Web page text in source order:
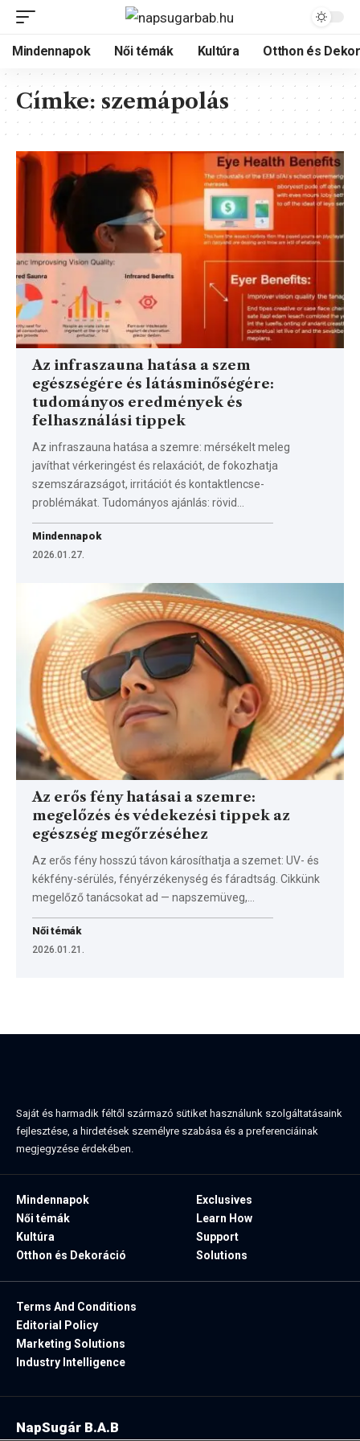
Mindennapok Női témák Kultúra Otthon és
Címke: szemápolás
Az infraszauna hatása a szem
egészségére és látásminőségére:
tudományos eredmények és
felhasználási tippek
Az infraszauna hatása a szemre: mérsékelt meleg
javíthat vérkeringést és relaxációt, de fokozhatja
szemszárazságot, irritációt és kontaktlencse-
problémákat. Tudományos ajánlás: rövid…
Mindennapok
2026.01.27.
Az erős fény hatásai a szemre:
megelőzés és védekezési tippek az
egészség megőrzéséhez
Az erős fény hosszú távon károsíthatja a szemet: UV- és
kékfény-sérülés, fényérzékenység és fáradtság. Cikkünk
megelőző tanácsokat ad — napszemüveg,…
Női témák
2026.01.21.
Saját és harmadik féltől származó sütiket használunk szolgáltatásaink
fejlesztése, a hirdetések személyre szabása és a preferenciáinak
megjegyzése érdekében.
Mindennapok
Női témák
Kultúra
Otthon és Dekoráció
Exclusives
Learn How
Support
Solutions
Terms And Conditions
Editorial Policy
Marketing Solutions
Industry Intelligence
NapSugár B.A.B